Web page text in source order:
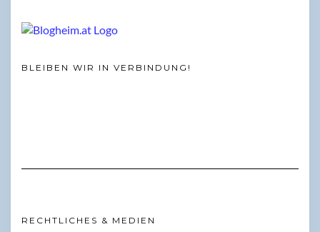
BLEIBEN WIR IN VERBINDUNG!
RECHTLICHES & MEDIEN